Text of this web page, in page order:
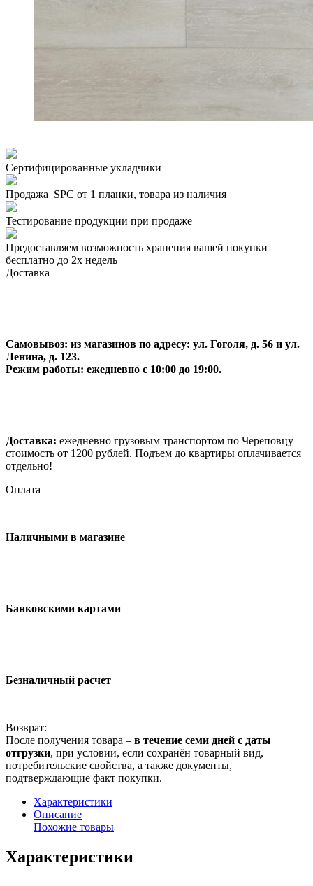
Сертифицированные укладчики
Продажа SPC от 1 планки, товара из наличия
Тестирование продукции при продаже
Предоставляем возможность хранения вашей покупки
бесплатно до 2х недель
Доставка
Самовывоз: из магазинов по адресу: ул. Гоголя, д. 56 и ул.
Ленина, д. 123.
Режим работы: ежедневно с 10:00 до 19:00.
Доставка: ежедневно грузовым транспортом по Череповцу –
стоимость от 1200 рублей. Подъем до квартиры оплачивается
отдельно!
Оплата
Наличными в магазине
Банковскими картами
Безналичный расчет
Возврат:
После получения товара – в течение семи дней с даты
отгрузки, при условии, если сохранён товарный вид,
потребительские свойства, а также документы,
подтверждающие факт покупки.
Характеристики
Описание
Похожие товары
Характеристики